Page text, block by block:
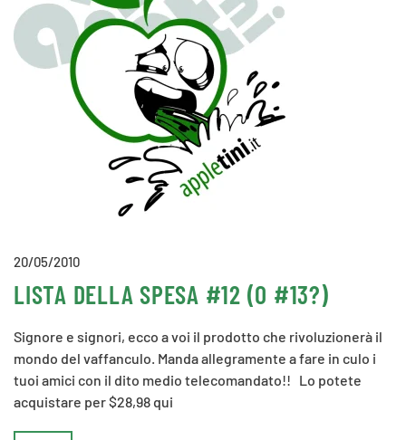
20/05/2010
LISTA DELLA SPESA #12 (O #13?)
Signore e signori, ecco a voi il prodotto che rivoluzionerà il
mondo del vaffanculo. Manda allegramente a fare in culo i
tuoi amici con il dito medio telecomandato!! Lo potete
acquistare per $28,98 qui